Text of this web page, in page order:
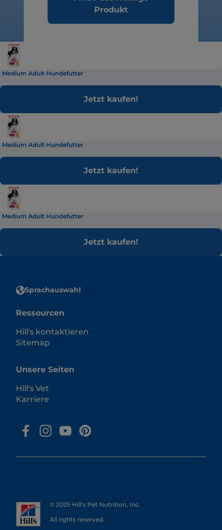
Produkt
Medium Adult Hundefutter
Jetzt kaufen!
Medium Adult Hundefutter
Jetzt kaufen!
Medium Adult Hundefutter
Jetzt kaufen!
Sprachauswahl
Ressourcen
Hill's kontaktieren
Sitemap
Unsere Seiten
Hill's Vet
Karriere
© 2025 Hill's Pet Nutrition, Inc.
All rights reserved.